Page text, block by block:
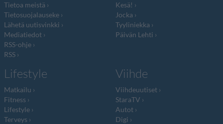
Tietoa meistä
Tietosuojalauseke
Lähetä uutisvinkki
Mediatiedot
RSS-ohje
RSS
Kesä!
Jocka
Tyyliniekka
Päivän Lehti
Lifestyle
Matkailu
Fitness
Lifestyle
Terveys
Viihde
Viihdeuutiset
StaraTV
Autot
Digi